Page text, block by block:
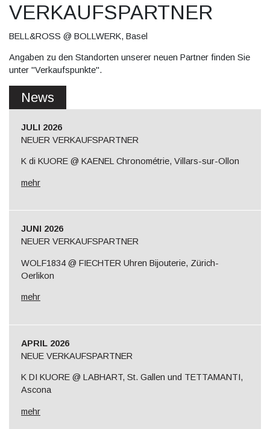
VERKAUFSPARTNER
BELL&ROSS @ BOLLWERK, Basel
Angaben zu den Standorten unserer neuen Partner finden Sie
unter "Verkaufspunkte".
News
JULI 2026
NEUER VERKAUFSPARTNER
K di KUORE @ KAENEL Chronométrie, Villars-sur-Ollon
mehr
JUNI 2026
NEUER VERKAUFSPARTNER
WOLF1834 @ FIECHTER Uhren Bijouterie, Zürich-
Oerlikon
mehr
APRIL 2026
NEUE VERKAUFSPARTNER
K DI KUORE @ LABHART, St. Gallen und TETTAMANTI,
Ascona
mehr